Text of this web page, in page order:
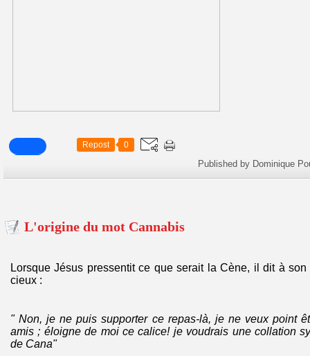
Repost 0
Published by Dominique
L'origine du mot Cannabis
Lorsque Jésus pressentit ce que serait la Cène, il dit à
cieux :
" Non, je ne puis supporter ce repas-là, je ne veux point
amis ; éloigne de moi ce calice! je voudrais une collation
de Cana"